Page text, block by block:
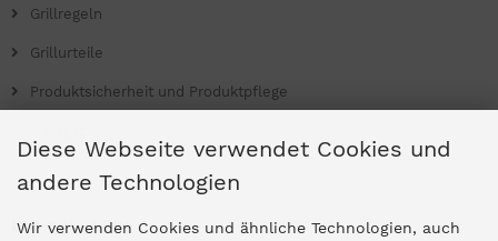
Grillregeln
Grillurteile
Produktsicherheit und Produktpflege
Ladengeschäfte
Diese Webseite verwendet Cookies und
andere Technologien
Wir verwenden Cookies und ähnliche Technologien, auch